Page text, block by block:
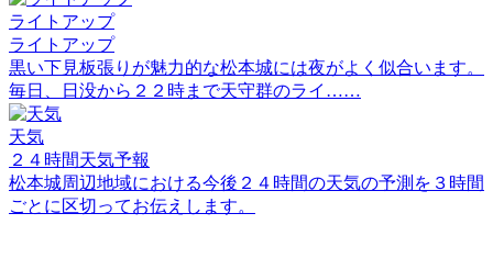
ライトアップ
ライトアップ
黒い下見板張りが魅力的な松本城には夜がよく似合います。
毎日、日没から２２時まで天守群のライ……
天気
２４時間天気予報
松本城周辺地域における今後２４時間の天気の予測を３時間
ごとに区切ってお伝えします。